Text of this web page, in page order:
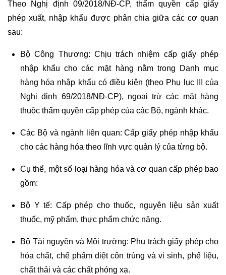
Theo Nghị định 09/2018/NĐ-CP, thẩm quyền cấp giấy
phép xuất, nhập khẩu được phân chia giữa các cơ quan
sau:
Bộ Công Thương: Chịu trách nhiệm cấp giấy phép
nhập khẩu cho các mặt hàng nằm trong Danh mục
hàng hóa nhập khẩu có điều kiện (theo Phụ lục III của
Nghị định 69/2018/NĐ-CP), ngoại trừ các mặt hàng
thuộc thẩm quyền cấp phép của các Bộ, ngành khác.
Các Bộ và ngành liên quan: Cấp giấy phép nhập khẩu
cho các hàng hóa theo lĩnh vực quản lý của từng bộ.
Cụ thể, một số loại hàng hóa và cơ quan cấp phép bao
gồm:
Bộ Y tế: Cấp phép cho thuốc, nguyên liệu sản xuất
thuốc, mỹ phẩm, thực phẩm chức năng.
Bộ Tài nguyên và Môi trường: Phụ trách giấy phép cho
hóa chất, chế phẩm diệt côn trùng và vi sinh, phế liệu,
chất thải và các chất phóng xạ.